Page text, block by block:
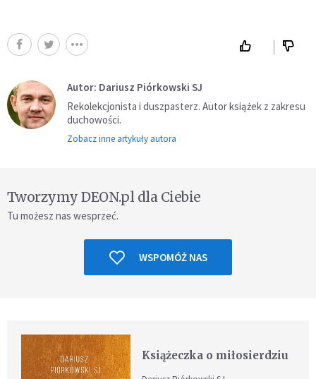
Autor: Dariusz Piórkowski SJ
Rekolekcjonista i duszpasterz. Autor książek z zakresu
duchowości.
Zobacz inne artykuły autora
Tworzymy DEON.pl dla Ciebie
Tu możesz nas wesprzeć.
WSPOMÓŻ NAS
Książeczka o miłosierdziu